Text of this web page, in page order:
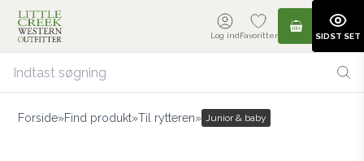
Log indFavoritter
Forside»Find produkt»Til rytteren» Junior & baby
SIDST SET